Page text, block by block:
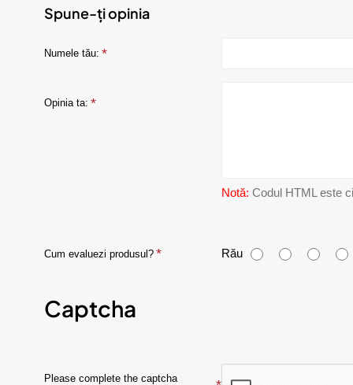
Spune-ți opinia
Numele tău:
Opinia ta:
Notă: Codul HTML este
C
m
v
Cum evaluezi produsul? Rău
Captcha
Please complete the captcha